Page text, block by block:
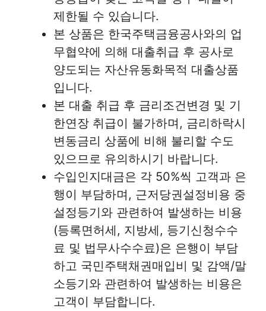
제한될 수 있습니다.
본 상품은 한국주택금융공사와의 업
무협약에 의해 대출취급 후 공사로
양도되는 자산유동화목적 대출상품
입니다.
본 대출 취급 후 금리조건변경 및 기
한연장 취급이 불가하며, 금리하락시
변동금리 상품에 비해 불리할 수도
있으므로 유의하시기 바랍니다.
수입인지대금은 각 50%씩 고객과 은
행이 부담하며, 근저당권설정비용 중
설정등기와 관련하여 발생하는 비용
(등록면허세, 지방세, 등기신청수수
료 및 법무사수수료)은 은행이 부담
하고 국민주택채권매입비 및 감액/말
소등기와 관련하여 발생하는 비용은
고객이 부담합니다.